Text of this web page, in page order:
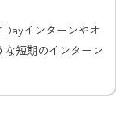
インターンやオ
な短期のインターン